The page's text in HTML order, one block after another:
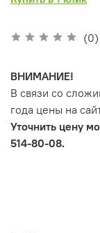
(0)
ВНИМАНИЕ!
В связи со
года цены на
Уточнить цену
514-80-08.